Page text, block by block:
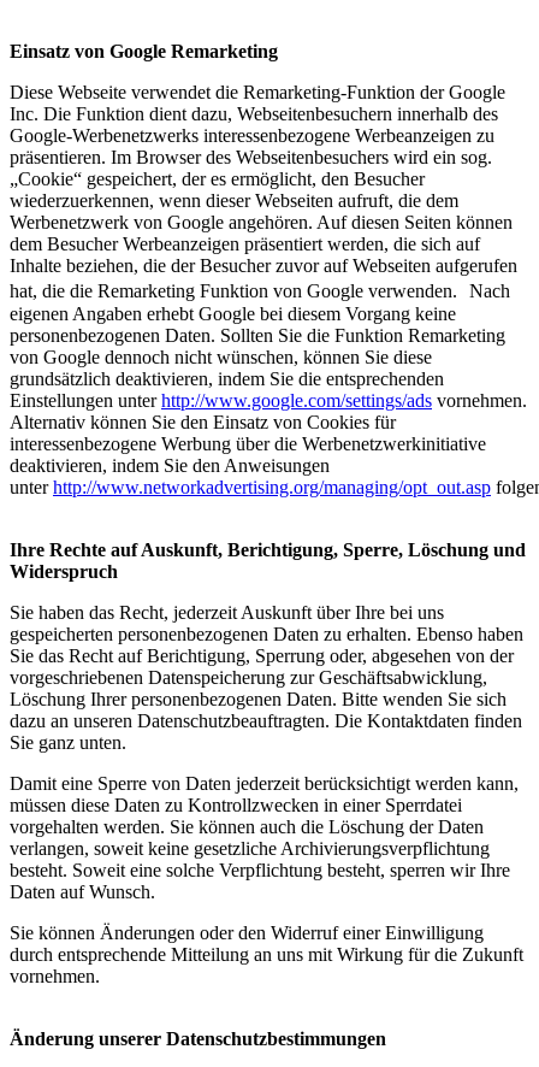
Einsatz von Google Remarketing
Diese Webseite verwendet die Remarketing-Funktion der Google
Inc. Die Funktion dient dazu, Webseitenbesuchern innerhalb des
Google-Werbenetzwerks interessenbezogene Werbeanzeigen zu
präsentieren. Im Browser des Webseitenbesuchers wird ein sog.
„Cookie“ gespeichert, der es ermöglicht, den Besucher
wiederzuerkennen, wenn dieser Webseiten aufruft, die dem
Werbenetzwerk von Google angehören. Auf diesen Seiten können
dem Besucher Werbeanzeigen präsentiert werden, die sich auf
Inhalte beziehen, die der Besucher zuvor auf Webseiten aufgerufen
hat, die die Remarketing Funktion von Google verwenden. Nach
eigenen Angaben erhebt Google bei diesem Vorgang keine
personenbezogenen Daten. Sollten Sie die Funktion Remarketing
von Google dennoch nicht wünschen, können Sie diese
grundsätzlich deaktivieren, indem Sie die entsprechenden
Einstellungen unterhttp://www.google.com/settings/ads vornehmen.
Alternativ können Sie den Einsatz von Cookies für
interessenbezogene Werbung über die Werbenetzwerkinitiative
deaktivieren, indem Sie den Anweisungen
unterhttp://www.networkadvertising.org/managing/opt_out.asp
Ihre Rechte auf Auskunft, Berichtigung, Sperre, Löschung und
Widerspruch
Sie haben das Recht, jederzeit Auskunft über Ihre bei uns
gespeicherten personenbezogenen Daten zu erhalten. Ebenso haben
Sie das Recht auf Berichtigung, Sperrung oder, abgesehen von der
vorgeschriebenen Datenspeicherung zur Geschäftsabwicklung,
Löschung Ihrer personenbezogenen Daten. Bitte wenden Sie sich
dazu an unseren Datenschutzbeauftragten. Die Kontaktdaten finden
Sie ganz unten.
Damit eine Sperre von Daten jederzeit berücksichtigt werden kann,
müssen diese Daten zu Kontrollzwecken in einer Sperrdatei
vorgehalten werden. Sie können auch die Löschung der Daten
verlangen, soweit keine gesetzliche Archivierungsverpflichtung
besteht. Soweit eine solche Verpflichtung besteht, sperren wir Ihre
Daten auf Wunsch.
Sie können Änderungen oder den Widerruf einer Einwilligung
durch entsprechende Mitteilung an uns mit Wirkung für die Zukunft
vornehmen.
Änderung unserer Datenschutzbestimmungen